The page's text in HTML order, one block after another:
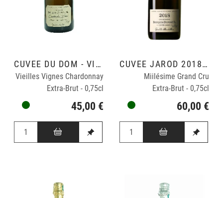
CUVÉE DU DOM - VINIFICATION BOIS EN DEMI MUID.
Vieilles Vignes Chardonnay
Extra-Brut - 0,75cl
45,00 €
CUVÉE JAROD 2018 - VINIFICATION TONNEAUX 228 L
Miilésime Grand Cru
Extra-Brut - 0,75cl
60,00 €